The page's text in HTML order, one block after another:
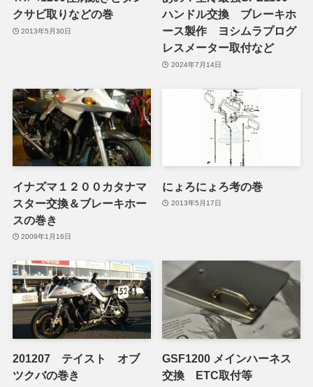
クサビ取りなどの巻
2013年5月30日
ハンドル交換 ブレーキホ
ース製作 ヨシムラプログ
レスメーター取付など
2024年7月14日
イナズマ１２００カタナマ
スター交換＆ブレーキホー
スの巻き
2009年1月16日
にょろにょろ考の巻
2013年5月17日
201207 テイスト オブ
ツクバの巻き
GSF1200 メインハーネス
交換 ETC取付等